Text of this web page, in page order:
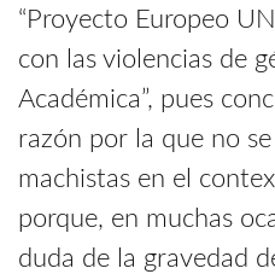
“Proyecto Europeo
con las violencias de
Académica”, pues
razón por la que no
machistas en el
porque, en muchas
duda de la gravedad